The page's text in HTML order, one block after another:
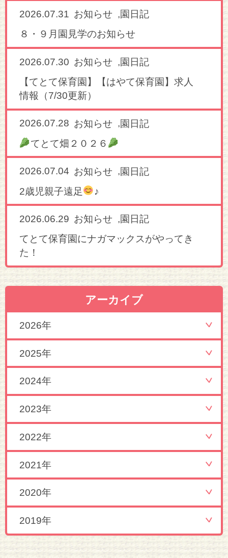
2026.07.31 お知らせ ,園日記
８・９月園見学のお知らせ
2026.07.30 お知らせ ,園日記
【てとて保育園】【はやて保育園】求人
情報（7/30更新）
2026.07.28 お知らせ ,園日記
てとて畑２０２６
2026.07.04 お知らせ ,園日記
2歳児親子遠足
♪
2026.06.29 お知らせ ,園日記
てとて保育園にナガマックスがやってき
た！
アーカイブ
2026年
2025年
2024年
2023年
2022年
2021年
2020年
2019年